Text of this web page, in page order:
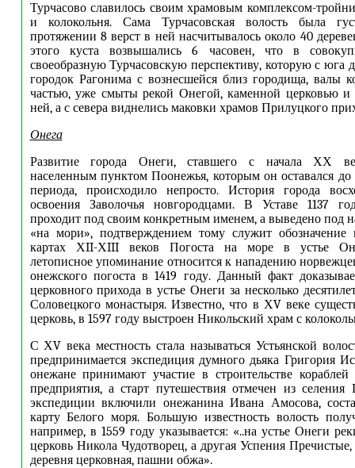
Турчасово славилось своим храмовым комплексом-
и колокольня. Сама Турчасовская волость была
протяжении 8 верст в ней насчитывалось около 40
этого куста возвышались 6 часовен, что в
своеобразную Турчасовскую перспективу, которую с юга
городок Рагонима с вознесшейся близ городища, валы
частью, уже смыты рекой Онегой, каменной церковью и
ней, а с севера виднелись маковки храмов Прилуцкого
Онега
Развитие города Онеги, ставшего с начала ХХ
населенным пунктом Поонежья, которым он оставался до
периода, происходило непросто. История города
освоения Заволочья новгородцами. В Уставе 1137
проходит под своим конкретным именем, а выведено под
«на мори», подтверждением тому служит обозначение
картах ХII-ХIIIвеков Погоста на море в устье
летописное упоминание относится к нападению
онежского погоста в 1419 году. Данный факт
церковного прихода в устье Онеги за несколько
Соловецкого монастыря. Известно, что в ХVвеке
церковь, в 1597 году выстроен Никольский храм с
С ХV века местность стала называться Устьянской
предпринимается экспедиция думного дьяка Григория
онежане принимают участие в строительстве кораблей
предприятия, а старт путешествия отмечен из селения
экспедиции включили онежанина Ивана Амосова,
карту Белого моря. Большую известность волость
например, в 1559 году указывается: «..на устье Онеги
церковь Никола Чудотворец, а другая Успения
деревня церковная, пашни обжа».